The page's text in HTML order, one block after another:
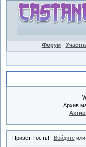
Форум
Архив
Привет, Гость! Войдитеили